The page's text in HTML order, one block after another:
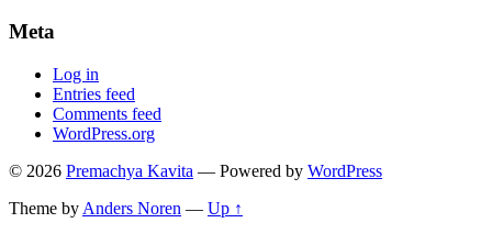
Meta
Log in
Entries feed
Comments feed
WordPress.org
© 2026 Premachya Kavita — Powered by WordPress
Theme by Anders Noren — Up ↑